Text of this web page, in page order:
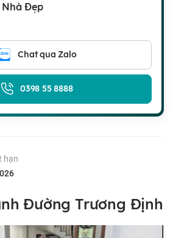
Nhà Đẹp
Chat qua Zalo
0398 55 8888
hạn
Đường Trương Định